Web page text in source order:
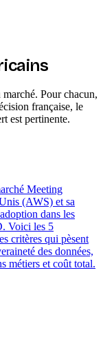
Pour chacun,
française, le
est pertinente.
Meeting
(AWS) et sa
dans les
Voici les 5
critères qui pèsent
des données,
métiers et coût total.